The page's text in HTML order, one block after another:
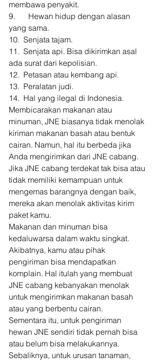
membawa penyakit.
9.  	Hewan hidup dengan alasan
yang sama.
10.  Senjata tajam.
11.  Senjata api. Bisa dikirimkan asal
ada surat dari kepolisian.
12.  Petasan atau kembang api.
13.  Peralatan judi.
14.  Hal yang ilegal di Indonesia.
Membicarakan makanan atau
minuman, JNE biasanya tidak menolak
kiriman makanan basah atau bentuk
cairan. Namun, hal itu berbeda jika
Anda mengirimkan dari JNE cabang.
Jika JNE cabang terdekat tak bisa atau
tidak memiliki kemampuan untuk
mengemas barangnya dengan baik,
mereka akan menolak aktivitas kirim
paket kamu.
Makanan dan minuman bisa
kedaluwarsa dalam waktu singkat.
Akibatnya, kamu atau pihak
pengiriman bisa mendapatkan
komplain. Hal itulah yang membuat
JNE cabang kebanyakan menolak
untuk mengirimkan makanan basah
atau yang berbentu cairan.
Sementara itu, untuk pengiriman
hewan JNE sendiri tidak pernah bisa
atau belum bisa melakukannya.
Sebaliknya, untuk urusan tanaman,